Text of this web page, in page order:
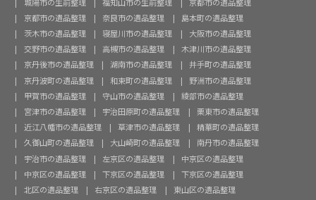
京都市の遺品整理
奈良市の遺品整理
島本町の遺品整理
茨木市の遺品整理
寝屋川市の遺品整理
大阪市の遺品整理
交野市の遺品整理
高槻市の遺品整理
木津川市の遺品整理
京丹後市の遺品整理
湖南市の遺品整理
井手町の遺品整理
京丹波町の遺品整理
和束町の遺品整理
野洲市の遺品整理
甲賀市の遺品整理
守山市の遺品整理
綾部市の遺品整理
宮津市の遺品整理
宇治田原町の遺品整理
栗東市の遺品整理
近江八幡市の遺品整理
草津市の遺品整理
精華町の遺品整理
久御山町の遺品整理
大山崎町の遺品整理
南丹市の遺品整理
宇治市の遺品整理
左京区の遺品整理
中京区の遺品整理
中京区の遺品整理
下京区の遺品整理
下京区の遺品整理
北区の遺品整理
右京区の遺品整理
東山区の遺品整理